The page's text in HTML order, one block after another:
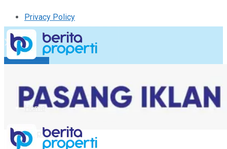
Privacy Policy
Kirim Tulisan
Logout
Home
Properti